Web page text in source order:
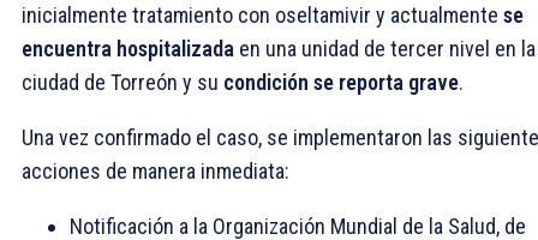
inicialmente tratamiento con oseltamivir y actualmente se
encuentra hospitalizada en una unidad de tercer nivel en la
ciudad de Torreón y su condición se reporta grave.
Una vez confirmado el caso, se implementaron las
acciones de manera inmediata:
Notificación a la Organización Mundial de la Salud, de